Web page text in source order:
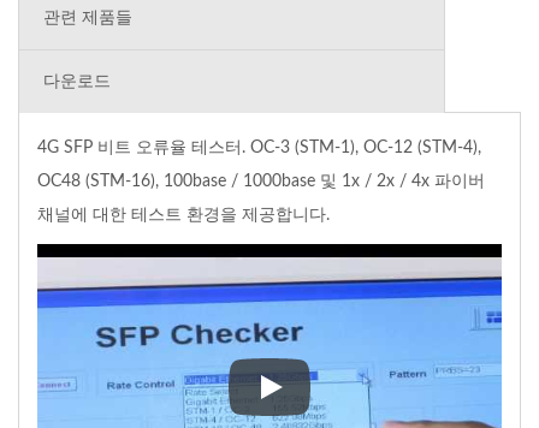
관련 제품들
다운로드
4G SFP 비트 오류율 테스터. OC-3 (STM-1), OC-12 (STM-4),
OC48 (STM-16), 100base / 1000base 및 1x / 2x / 4x 파이버
채널에 대한 테스트 환경을 제공합니다.
4G SFP 비트 오류율 테스터.